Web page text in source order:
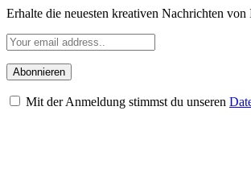
Erhalte die neuesten kreativen Nachrichten
Mit der Anmeldung stimmst du unseren